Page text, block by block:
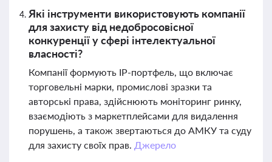
Які інструменти використовують компанії
для захисту від недобросовісної
конкуренції у сфері інтелектуальної
власності?
Компанії формують IP-портфель, що включає
торговельні марки, промислові зразки та
авторські права, здійснюють моніторинг ринку,
взаємодіють з маркетплейсами для видалення
порушень, а також звертаються до АМКУ та суду
для захисту своїх прав. Джерело